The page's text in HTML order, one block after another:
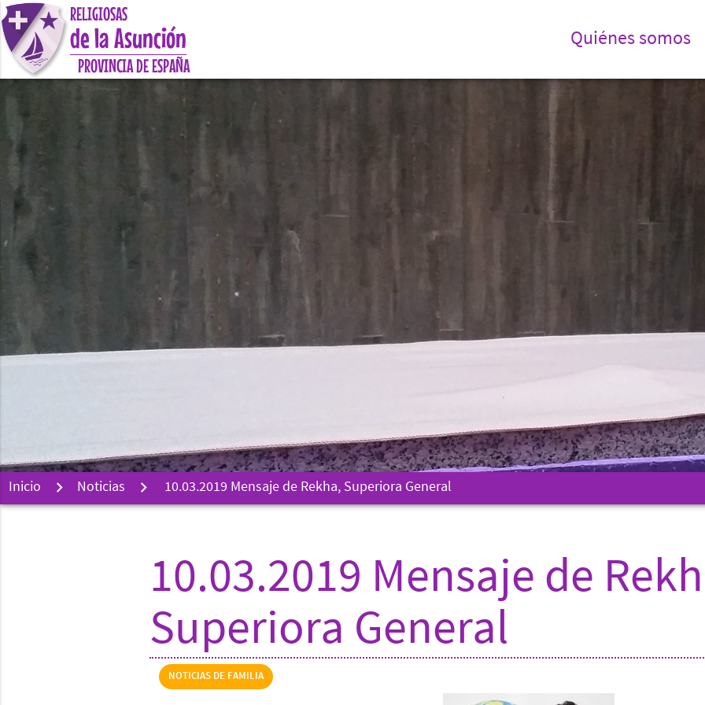
RELIGIOSAS
de la Asunción
PROVINCIA DE ESPAÑA
Quiénes somos
Inicio Noticias 10.03.2019 Mensaje de Rekha, Superiora General
10.03.2019 Mensaje de
Superiora General
NOTICIAS DE FAMILIA